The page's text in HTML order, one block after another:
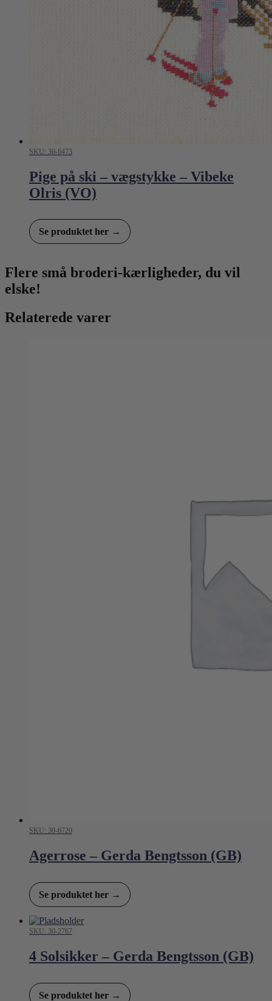
SKU: 30-6473
Pige på ski – vægstykke – Vibeke
Olris (VO)
Se produktet her →
Flere små broderi-kærligheder, du vil
elske!
Relaterede varer
SKU: 30-6720
Agerrose – Gerda Bengtsson (GB)
Se produktet her →
SKU: 30-2767
4 Solsikker – Gerda Bengtsson (GB)
Se produktet her →